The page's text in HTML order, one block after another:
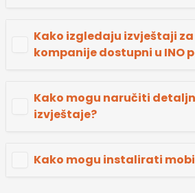
Kako izgledaju izvještaji
kompanije dostupni u INO
Kako mogu naručiti
izvještaje?
Kako mogu instalirati